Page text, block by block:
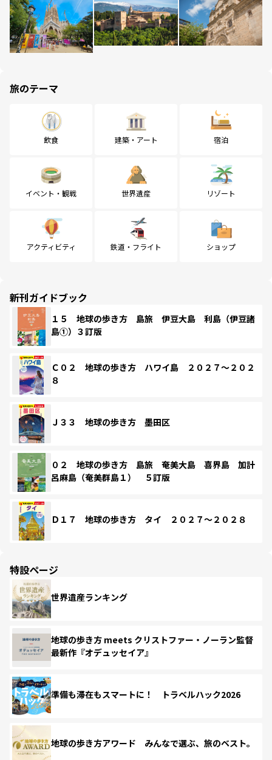
旅のテーマ
飲食 建築・アート 宿泊
イベント・観戦 世界遺産 リゾート
アクティビティ 鉄道・フライト ショップ
新刊ガイドブック
１５ 地球の歩き方 島旅 伊豆大島 利島（伊豆諸
島①）３訂版
Ｃ０２ 地球の歩き方 ハワイ島 ２０２７～２０２
８
Ｊ３３ 地球の歩き方 墨田区
０２ 地球の歩き方 島旅 奄美大島 喜界島 加計
呂麻島（奄美群島１） ５訂版
Ｄ１７ 地球の歩き方 タイ ２０２７～２０２８
特設ページ
世界遺産ランキング
地球の歩き方 meets クリストファー・ノーラン監督
最新作『オデュッセイア』
準備も滞在もスマートに！ トラベルハック2026
地球の歩き方アワード みんなで選ぶ、旅のベスト。